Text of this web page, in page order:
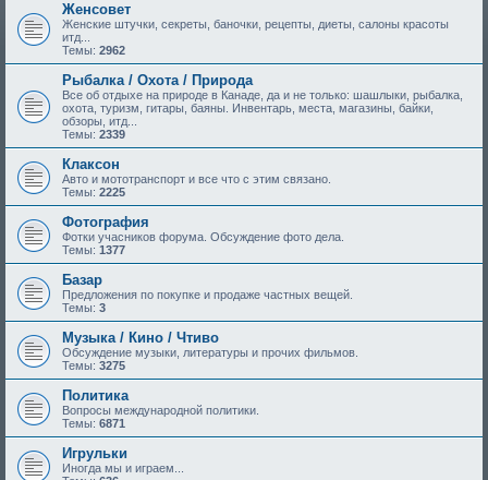
Женсовет
Женские штучки, секреты, баночки, рецепты, диеты, салоны красоты
итд...
Темы: 2962
Рыбалка / Охота / Природа
Все об отдыхе на природе в Канаде, да и не только: шашлыки, рыбалка,
охота, туризм, гитары, баяны. Инвентарь, места, магазины, байки,
обзоры, итд...
Темы: 2339
Клаксон
Авто и мототранспорт и все что с этим связано.
Темы: 2225
Фотография
Фотки учасников форума. Обсуждение фото дела.
Темы: 1377
Базар
Предложения по покупке и продаже частных вещей.
Темы: 3
Музыка / Кино / Чтиво
Обсуждение музыки, литературы и прочих фильмов.
Темы: 3275
Политика
Вопросы международной политики.
Темы: 6871
Игрульки
Иногда мы и играем...